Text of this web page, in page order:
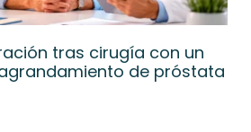
tras cirugía con un
de próstata